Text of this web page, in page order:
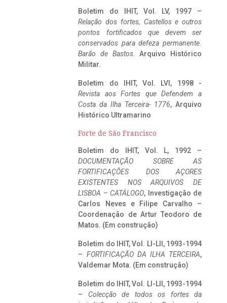
Boletim do IHIT, Vol. LV, 1997 –
Relação dos fortes, Castellos e outros
pontos fortificados que devem ser
conservados para defeza permanente.
Barão de Bastos. Arquivo Histórico
Militar.
Boletim do IHIT, Vol. LVI, 1998 -
Revista aos Fortes que Defendem a
Costa da Ilha Terceira- 1776, Arquivo
Histórico Ultramarino
Forte de São Francisco
Boletim do IHIT, Vol. L, 1992 –
DOCUMENTAÇÃO SOBRE AS
FORTIFICAÇÕES DOS AÇORES
EXISTENTES NOS ARQUIVOS DE
LISBOA – CATÁLOGO, Investigação de
Carlos Neves e Filipe Carvalho –
Coordenação de Artur Teodoro de
Matos. (Em construção)
Boletim do IHIT, Vol. LI-LII, 1993-1994
– FORTIFICAÇÃO DA ILHA TERCEIRA,
Valdemar Mota. (Em construção)
Boletim do IHIT, Vol. LI-LII, 1993-1994
– Colecção de todos os fortes da